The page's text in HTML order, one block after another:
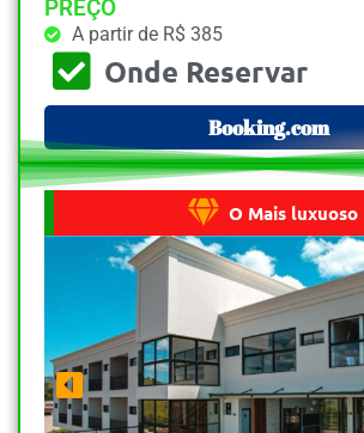
PREÇO
A partir de R$ 385
Onde Reservar
Booking.com
O Mais luxuoso